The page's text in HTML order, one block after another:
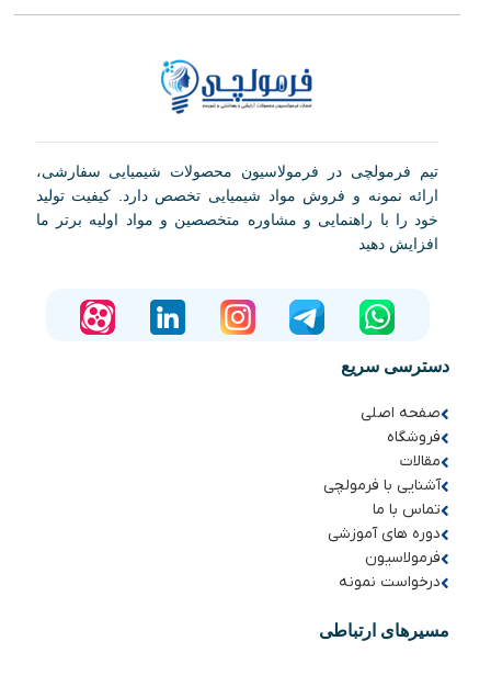
تیم فرمولچی در فرمولاسیون محصولات شیمیایی سفارشی،
ارائه نمونه و فروش مواد شیمیایی تخصص دارد. کیفیت تولید
خود را با راهنمایی و مشاوره متخصصین و مواد اولیه برتر ما
افزایش دهید
دسترسی سریع
صفحه اصلی
فروشگاه
مقالات
آشنایی با فرمولچی
تماس با ما
دوره های آموزشی
فرمولاسیون
درخواست نمونه
مسیرهای ارتباطی